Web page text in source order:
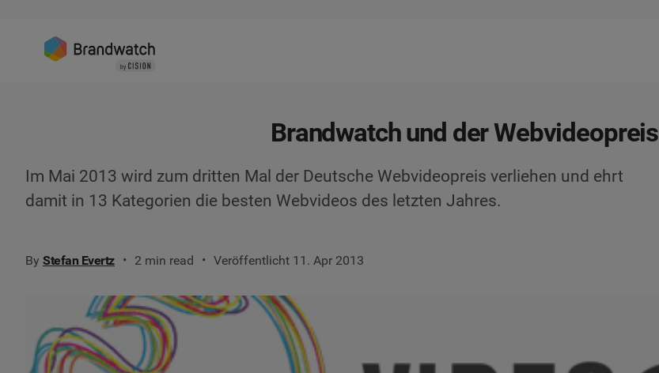
Brandwatch und der Webvideopreis
Im Mai 2013 wird zum dritten Mal der Deutsche Webvideopreis verliehen und ehrt
damit in 13 Kategorien die besten Webvideos des letzten Jahres.
By Stefan Evertz 2 min read Veröffentlicht 11. Apr 2013